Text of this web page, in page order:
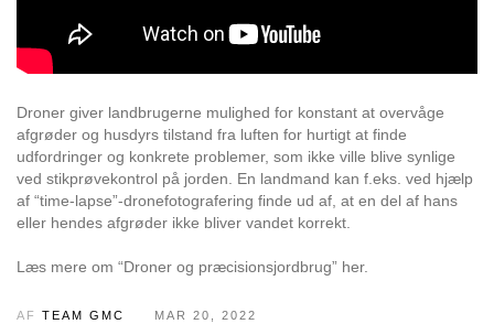
Droner giver landbrugerne mulighed for konstant at overvåge
afgrøder og husdyrs tilstand fra luften for hurtigt at finde
udfordringer og konkrete problemer, som ikke ville blive synlige
ved stikprøvekontrol på jorden. En landmand kan f.eks. ved hjælp
af “time-lapse”-dronefotografering finde ud af, at en del af hans
eller hendes afgrøder ikke bliver vandet korrekt.
Læs mere om “Droner og præcisionsjordbrug” her.
AF TEAM GMC
MAR 20, 2022